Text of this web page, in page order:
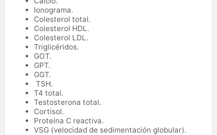
Ionograma.
Colesterol total.
Colesterol HDL.
Colesterol LDL.
Triglicéridos.
GOT.
GPT.
GGT.
TSH.
T4 total.
Testosterona total.
Cortisol.
Proteína C reactiva.
VSG (velocidad de sedimentación globular).